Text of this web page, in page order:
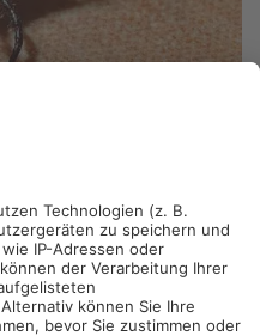
GELNHAUSEN.Die
in diesem Jahr länger
Denn Zecken
Borreliose.
bei uns ist im Vergleich zu